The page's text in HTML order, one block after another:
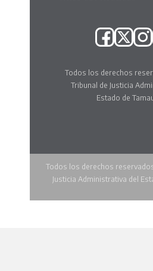
Todos los derechos
Tribunal de Justicia
Estado de
Todos los derechos
Justicia Administrativa del